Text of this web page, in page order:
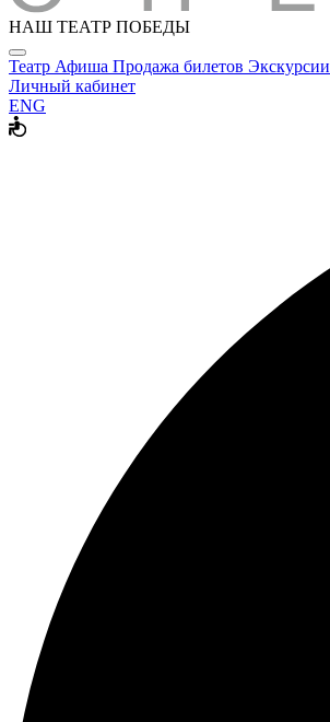
НАШ ТЕАТР ПОБЕДЫ
Театр Афиша Продажа билетов Экскурсии
Личный кабинет
ENG